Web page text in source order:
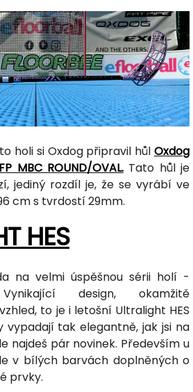
holi si Oxdog připravil hůl Oxdog
MBC ROUND/OVAL.Tato hůl je
jediný rozdíl je, že se vyrábí ve
cm s tvrdostí 29mm.
HES
na velmi úspěšnou sérii holí -
design, okamžitě
to je i letošní Ultralight HES
vypadají tak elegantně, jak jsi na
najdeš pár novinek. Především u
v bílých barvách doplněných o
prvky.